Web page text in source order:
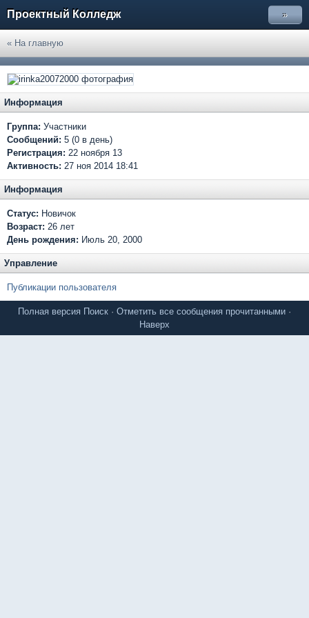
Проектный Колледж »
« На главную
Информация
Группа: Участники
Сообщений: 5 (0 в день)
Регистрация: 22 ноября 13
Активность: 27 ноя 2014 18:41
Информация
Статус: Новичок
Возраст: 26 лет
День рождения: Июль 20, 2000
Управление
Публикации пользователя
Полная версия Поиск · Отметить все сообщения прочитанными ·
Наверх